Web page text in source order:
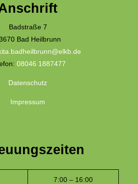
Badstraße 7
Bad Heilbrunn
08046 1887477
Datenschutz
Impressum
7:00 – 16:00